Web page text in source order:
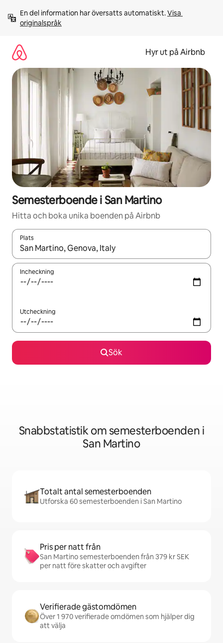
innehåll
En del information har översatts automatiskt. Visa
originalspråk
Hyr ut på Airbnb
Semesterboende i San Martino
Hitta och boka unika boenden på Airbnb
Plats
När resultaten är tillgängliga kan du navigera med upp- och
Incheckning
Utcheckning
Sök
Snabbstatistik om semesterboenden i
San Martino
Totalt antal semesterboenden
Utforska 60 semesterboenden i San Martino
Pris per natt från
San Martino semesterboenden från 379 kr SEK
per natt före skatter och avgifter
Verifierade gästomdömen
Över 1 970 verifierade omdömen som hjälper dig
att välja